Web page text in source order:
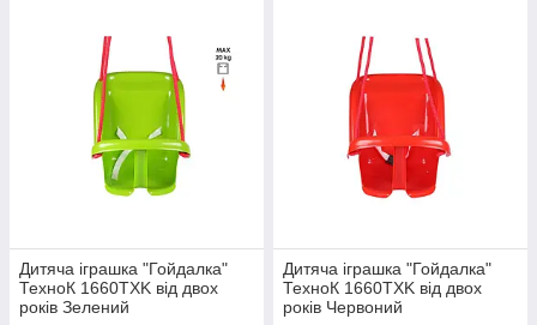
Дитяча іграшка "Гойдалка"
ТехноК 1660TXK від двох
років Зелений
Дитяча іграшка "Гойдалка"
ТехноК 1660TXK від двох
років Червоний